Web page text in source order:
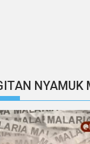
NYAMUK